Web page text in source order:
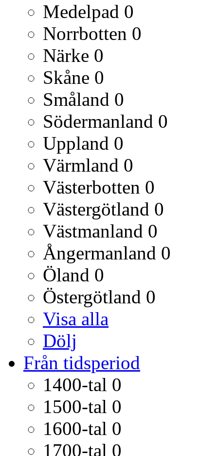
Medelpad 0
Norrbotten 0
Närke 0
Skåne 0
Småland 0
Södermanland 0
Uppland 0
Värmland 0
Västerbotten 0
Västergötland 0
Västmanland 0
Ångermanland 0
Öland 0
Östergötland 0
Visa alla
Dölj
Från tidsperiod
1400-tal 0
1500-tal 0
1600-tal 0
1700-tal 0